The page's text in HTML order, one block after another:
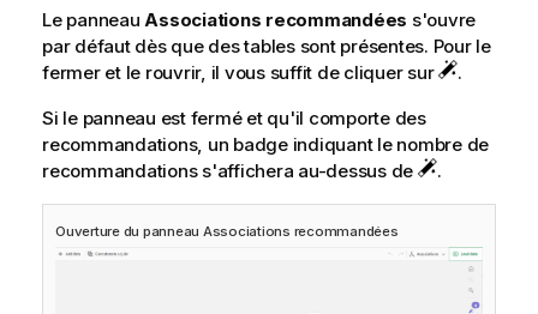
Le panneauAssociations recommandées s'ouvre
par défaut dès que des tables sont présentes. Pour le
fermer et le rouvrir, il vous suffit de cliquer sur
.
Si le panneau est fermé et qu'il comporte des
recommandations, un badge indiquant le nombre de
recommandations s'affichera au-dessus de
.
Ouverture du panneau Associations recommandées